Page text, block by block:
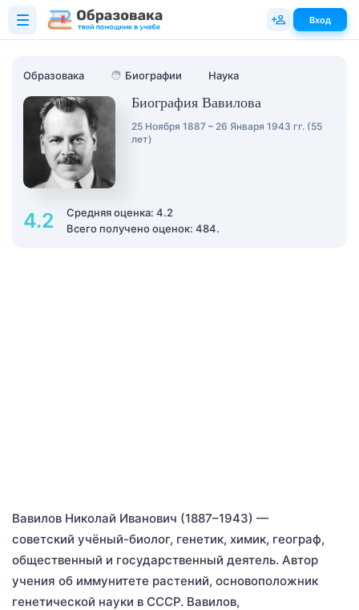
Образовака 🧑 Биографии Наука
Биография Вавилова
25 Ноября 1887 – 26 Января 1943 гг. (55
лет)
4.2
Средняя оценка: 4.2
Всего получено оценок: 484.
Вавилов Николай Иванович (1887–1943) —
советский учёный-биолог, генетик, химик, географ,
общественный и государственный деятель. Автор
учения об иммунитете растений, основоположник
генетической науки в СССР. Вавилов,
Вход